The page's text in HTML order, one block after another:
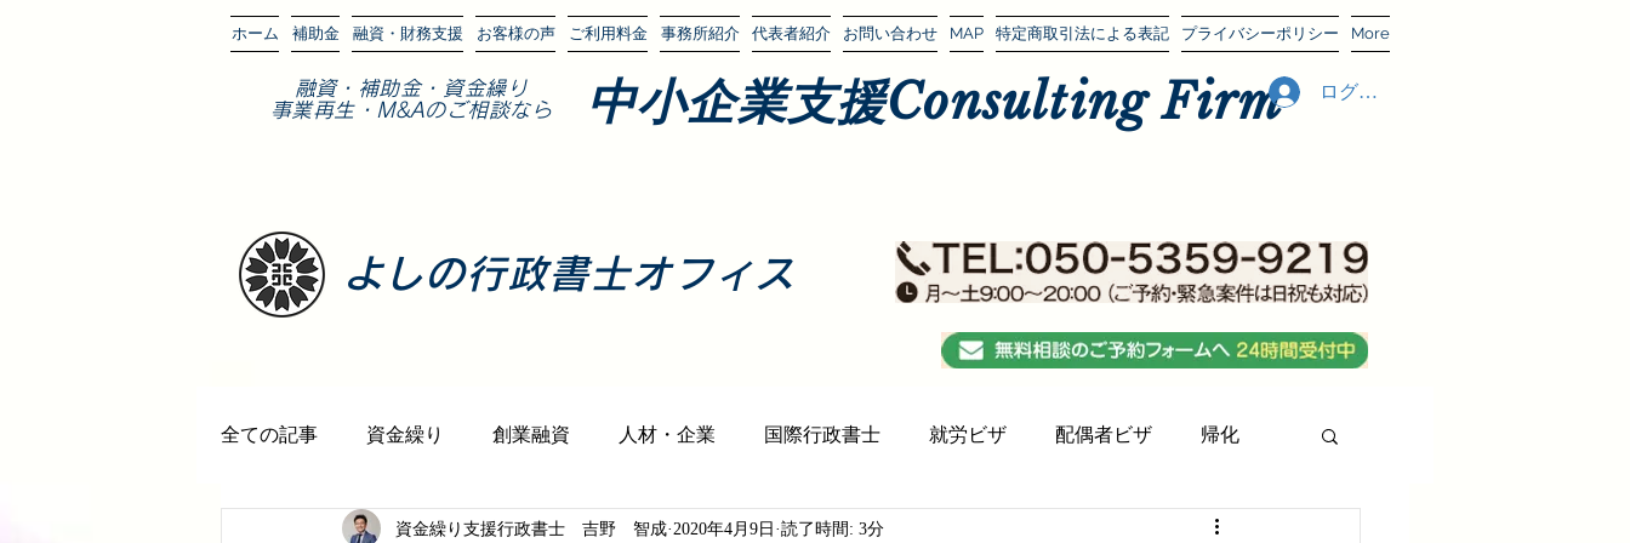
ホーム 補助金 融資・財務支援 お客様の声 ご利用料金 事務所紹介 代表者紹介 お問い合わせ MAP 特定商取引法による表記 プライバシーポリシー More
​融資・補助金・資金繰り
事業再生・M&Aのご相談なら
中小企業支援Consulting Firm ログイン
​よしの行政書士オフィス
全ての記事 資金繰り 創業融資 人材・企業 国際行政書士 就労ビザ 配偶者ビザ 帰化
各種許認可・会社設立 観光アテンダー（インバウンド） 外国と日本
資金繰り支援行政書士 吉野 智成 2020年4月9日 読了時間: 3分